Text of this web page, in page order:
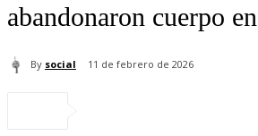
abandonaron cuerpo
By social 11 de febrero de 2026